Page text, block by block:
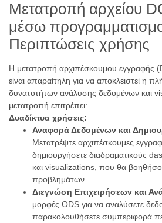
Μετατροπή αρχείου
μέσω
Περιπτώσεις χρήσης
Η μετατροπή αρχιπέσκουμου εγγραφής
είναι απαραίτηλη για να αποκλειστεί η
δυνατοτήτων ανάλυσης δεδομένων και
μετατροπή επιτρέπει:
Δυαδίκτυα χρήσεις:
Αναφορά Δεδομένων και
Μετατρέψτε αρχιπέσκουμες
δημιουργήσετε διαδραματικούς
και visualizations, που θα
προβλημάτων.
Διεγνώση Επιχειρήσεων και
μορφές ODS για να αναλύσετε
παρακολουθήσετε συμπεριφορά